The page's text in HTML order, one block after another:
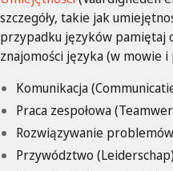
szczegóły, takie jak
przypadku języków pamiętaj
znajomości języka (w mowie i
Komunikacja
Praca zespołowa
Rozwiązywanie
Przywództwo (Leiderschap)